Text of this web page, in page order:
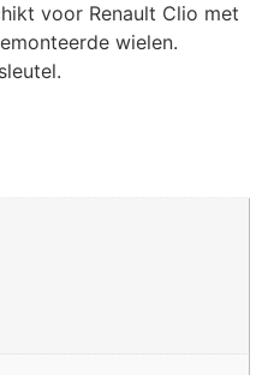
voor Renault Clio met
wielen.